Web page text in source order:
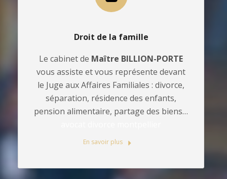
Droit de la famille
Le cabinet de Maître BILLION-PORTE
vous assiste et vous représente devant
le Juge aux Affaires Familiales : divorce,
séparation, résidence des enfants,
pension alimentaire, partage des biens…
En savoir plus